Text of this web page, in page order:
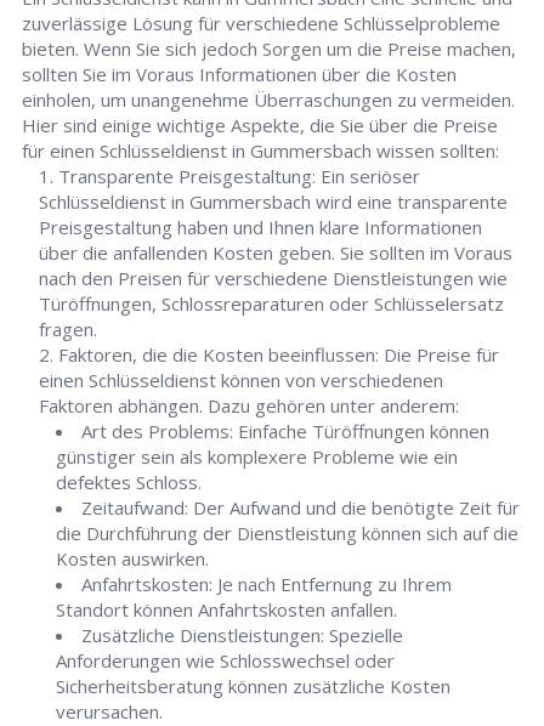
zuverlässige Lösung für verschiedene Schlüsselprobleme
bieten. Wenn Sie sich jedoch Sorgen um die Preise machen,
sollten Sie im Voraus Informationen über die Kosten
einholen, um unangenehme Überraschungen zu vermeiden.
Hier sind einige wichtige Aspekte, die Sie über die Preise
für einen Schlüsseldienst in Gummersbach wissen sollten:
Transparente Preisgestaltung: Ein seriöser
Schlüsseldienst in Gummersbach wird eine transparente
Preisgestaltung haben und Ihnen klare Informationen
über die anfallenden Kosten geben. Sie sollten im Voraus
nach den Preisen für verschiedene Dienstleistungen wie
Türöffnungen, Schlossreparaturen oder Schlüsselersatz
fragen.
Faktoren, die die Kosten beeinflussen: Die Preise für
einen Schlüsseldienst können von verschiedenen
Faktoren abhängen. Dazu gehören unter anderem:
Art des Problems: Einfache Türöffnungen können
günstiger sein als komplexere Probleme wie ein
defektes Schloss.
Zeitaufwand: Der Aufwand und die benötigte Zeit für
die Durchführung der Dienstleistung können sich auf die
Kosten auswirken.
Anfahrtskosten: Je nach Entfernung zu Ihrem
Standort können Anfahrtskosten anfallen.
Zusätzliche Dienstleistungen: Spezielle
Anforderungen wie Schlosswechsel oder
Sicherheitsberatung können zusätzliche Kosten
verursachen.